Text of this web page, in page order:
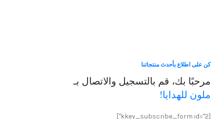
كن على اطلاع بأحدث منتجاتنا
مرحبًا بك، قم بالتسجيل والاتصال بـ
ملون للهدايا!
[kkey_subscribe_form id="2"]